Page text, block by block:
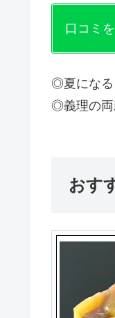
口コミ
◎夏になる
◎義理の両
おす